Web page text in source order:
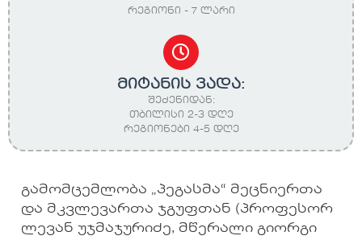
რეგიონი - 7 ლარი
მიტანის ვადა:
შეძენიდან:
თბილისი 2-3 დღე
რეგიონები 4-5 დღე
გამომცემლობა „პეგასმა“ მეცნიერთა
და მკვლევართა ჯგუფთან (პროფესორ
ლევან უჯმაჯურიძე, მწერალი გიორგი